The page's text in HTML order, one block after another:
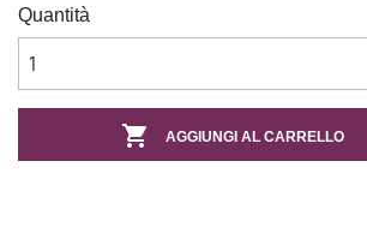
Quantità
 AGGIUNGI AL CARRELLO